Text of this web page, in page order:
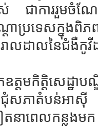
ស់ ជាការរួមចំណ
តាប្រទេសក្នុងពិ
រាលដាលនៃជំងឺកូ
ត្តមកិត្តិសេដ្ឋា
ជុំសភាតំបន់អាស៊ី
នាពេលកន្លងមក